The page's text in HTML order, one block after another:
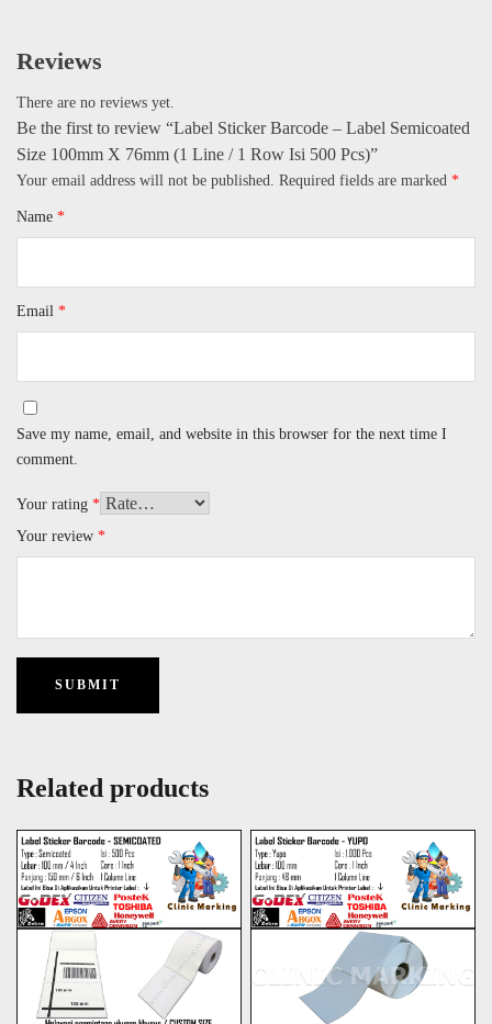
Reviews
There are no reviews yet.
Be the first to review “Label Sticker Barcode – Label Semicoated
Size 100mm X 76mm (1 Line / 1 Row Isi 500 Pcs)”
Your email address will not be published. Required fields are marked *
Name *
Email *
Save my name, email, and website in this browser for the next time I
comment.
Your rating *
Your review *
Related products